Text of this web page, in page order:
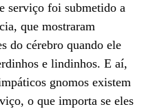
serviço foi submetido a
que mostraram
do cérebro quando ele
e lindinhos. E aí,
gnomos existem
o que importa se eles